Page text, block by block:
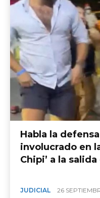
Habla la
involucrado en
Chipi’ a la
JUDICIAL 26